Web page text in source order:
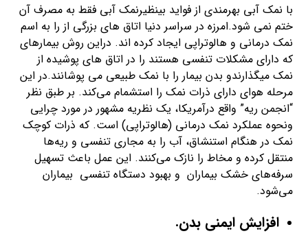
با نمک آبی بهرمندی از فواید بینظیرنمک آبی فقط به مصرف آن
ختم نمی شود.امرزه در سراسر دنیا اتاق های بزرگی از را به اسم
نمک درمانی و هالوتراپی ایجاد کرده اند. دراین روش بیمارهای
که دارای مشکلات تنفسی هستند را در اتاق های پوشیده از
نمک میگذارندو بدن بیمار را با نمک طبیعی می پوشانند.در این
مرحله هوای دارای ذرات نمک را استشمام می‌کند. بر طبق نظر
“انجمن ریه” واقع درآمریکا، یک نظریه مشهور در مورد چرایی
ونحوه عملکرد نمک‌ درمانی (هالوتراپی) است. که ذرات کوچک
نمک در هنگام استنشاق، آب را به مجاری تنفسی و ریه‌ها
منتقل کرده و مخاط را نازک می‌کنند. این عمل باعث تسهیل
سرفه‌های خشک بیماران و بهبود دستگاه تنفسی بیماران
می‌شود.
افزایش ایمنی بدن.